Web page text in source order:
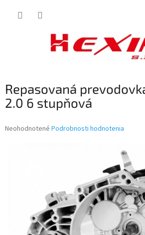
Repasovaná
2.0 6 stupňová
Priemerné
Neohodnotené Podrobnosti hodnotenia